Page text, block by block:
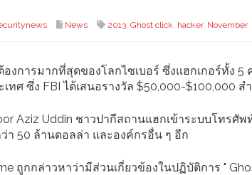
News 2013, Ghost click, hacker, November
องการมากที่สุดของโลกไซเบอร์ ซึ่งแฮกเกอร์ทั้ง
เทศ ซึ่ง FBI ได้เสนอรางวัล $50,000-$100,000
Aziz Uddin ชาวปากีสถานแฮกเข้าระบบโทรศั
า 50 ล้านดอลล่า และองค์กรอื่น ๆ อีก
ถูกกล่าวหาว่ามีส่วนเกี่ยวข้องในปฏิบัติการ "